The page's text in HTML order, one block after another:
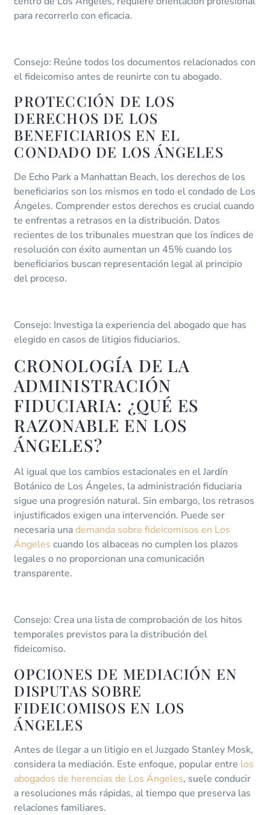
para recorrerlo con eficacia.
Consejo: Reúne todos los documentos relacionados con
el fideicomiso antes de reunirte con tu abogado.
PROTECCIÓN DE LOS
DERECHOS DE LOS
BENEFICIARIOS EN EL
CONDADO DE LOS ÁNGELES
De Echo Park a Manhattan Beach, los derechos de los
beneficiarios son los mismos en todo el condado de Los
Ángeles. Comprender estos derechos es crucial cuando
te enfrentas a retrasos en la distribución. Datos
recientes de los tribunales muestran que los índices de
resolución con éxito aumentan un 45% cuando los
beneficiarios buscan representación legal al principio
del proceso.
Consejo: Investiga la experiencia del abogado que has
elegido en casos de litigios fiduciarios.
CRONOLOGÍA DE LA
ADMINISTRACIÓN
FIDUCIARIA: ¿QUÉ ES
RAZONABLE EN LOS
ÁNGELES?
Al igual que los cambios estacionales en el Jardín
Botánico de Los Ángeles, la administración fiduciaria
sigue una progresión natural. Sin embargo, los retrasos
injustificados exigen una intervención. Puede ser
necesaria unademanda sobre fideicomisos en Los
Ángeles cuando los albaceas no cumplen los plazos
legales o no proporcionan una comunicación
transparente.
Consejo: Crea una lista de comprobación de los hitos
temporales previstos para la distribución del
fideicomiso.
OPCIONES DE MEDIACIÓN EN
DISPUTAS SOBRE
FIDEICOMISOS EN LOS
ÁNGELES
Antes de llegar a un litigio en el Juzgado Stanley Mosk,
considera la mediación. Este enfoque, popular entre los
abogados de herencias de Los Ángeles, suele conducir
a resoluciones más rápidas, al tiempo que preserva las
relaciones familiares.